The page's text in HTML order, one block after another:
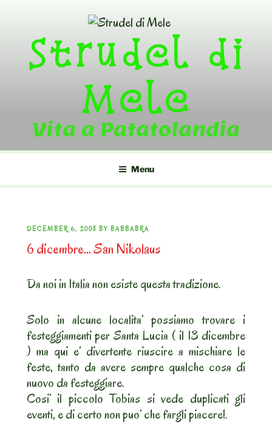
contentStrudel di
Mele
Vita a Patatolandia
Menu
POSTED
ON
DECEMBER 6, 2008 BY BABBABRA
6 dicembre… San Nikolaus
Da noi in Italia non esiste questa tradizione.
Solo in alcune localita’ possiamo trovare i
festeggiamenti per Santa Lucia ( il 13 dicembre
) ma qui e’ divertente riuscire a mischiare le
feste, tanto da avere sempre qualche cosa di
nuovo da festeggiare.
Cosi’ il piccolo Tobias si vede duplicati gli
eventi, e di certo non puo’ che fargli piacere!.